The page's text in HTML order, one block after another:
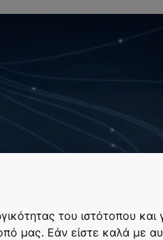
του ιστότοπου
μας. Εάν είστε καλά με